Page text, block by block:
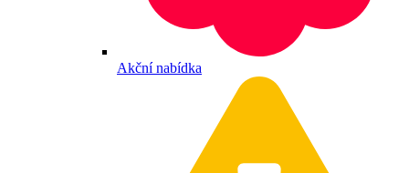
Akční nabídka